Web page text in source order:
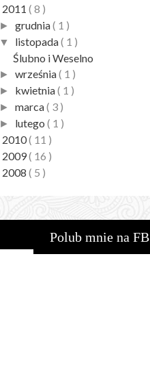
2011 ( 8 )
► grudnia( 1 )
▼ listopada( 1 )
Ślubno i Weselno
► września( 1 )
► kwietnia( 1 )
► marca( 3 )
► lutego ( 1 )
2010( 11 )
2009( 16 )
2008 ( 5 )
Polub mnie na FB